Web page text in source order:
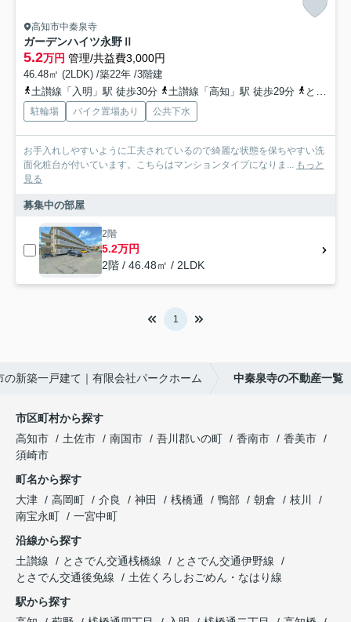
高知市中秦泉寺
ガーデンハイツ永野Ⅱ
5.2万円 管理/共益費3,000円
46.48㎡ (2LDK) /築22年 /3階建
土讃線「入明」駅 徒歩30分
土讃線「高知」駅 徒歩29分 とさでん交通桟橋線「高知橋」駅 徒歩35分
駐輪場 バイク置場あり 公共下水
お手入れしやすいように工夫されているので綺麗な状態を保ちやすい洗
面化粧台が付いています。こちらはマンションタイプになりま... もっと
見る
募集中の部屋
2階
5.2万円
2階 / 46.48㎡ / 2LDK
1
の新築一戸建て｜有限会社パークホーム 中秦泉寺の不動産一覧
市区町村から探す
高知市
土佐市 南国市 吾川郡いの町 香南市
香美市
須崎市
町名から探す
大津
高岡町 介良 神田 桟橋通 鴨部 朝倉
枝川
南宝永町
一宮中町
沿線から探す
土讃線
とさでん交通桟橋線
とさでん交通伊野線
とさでん交通後免線
土佐くろしおごめん・なはり線
駅から探す